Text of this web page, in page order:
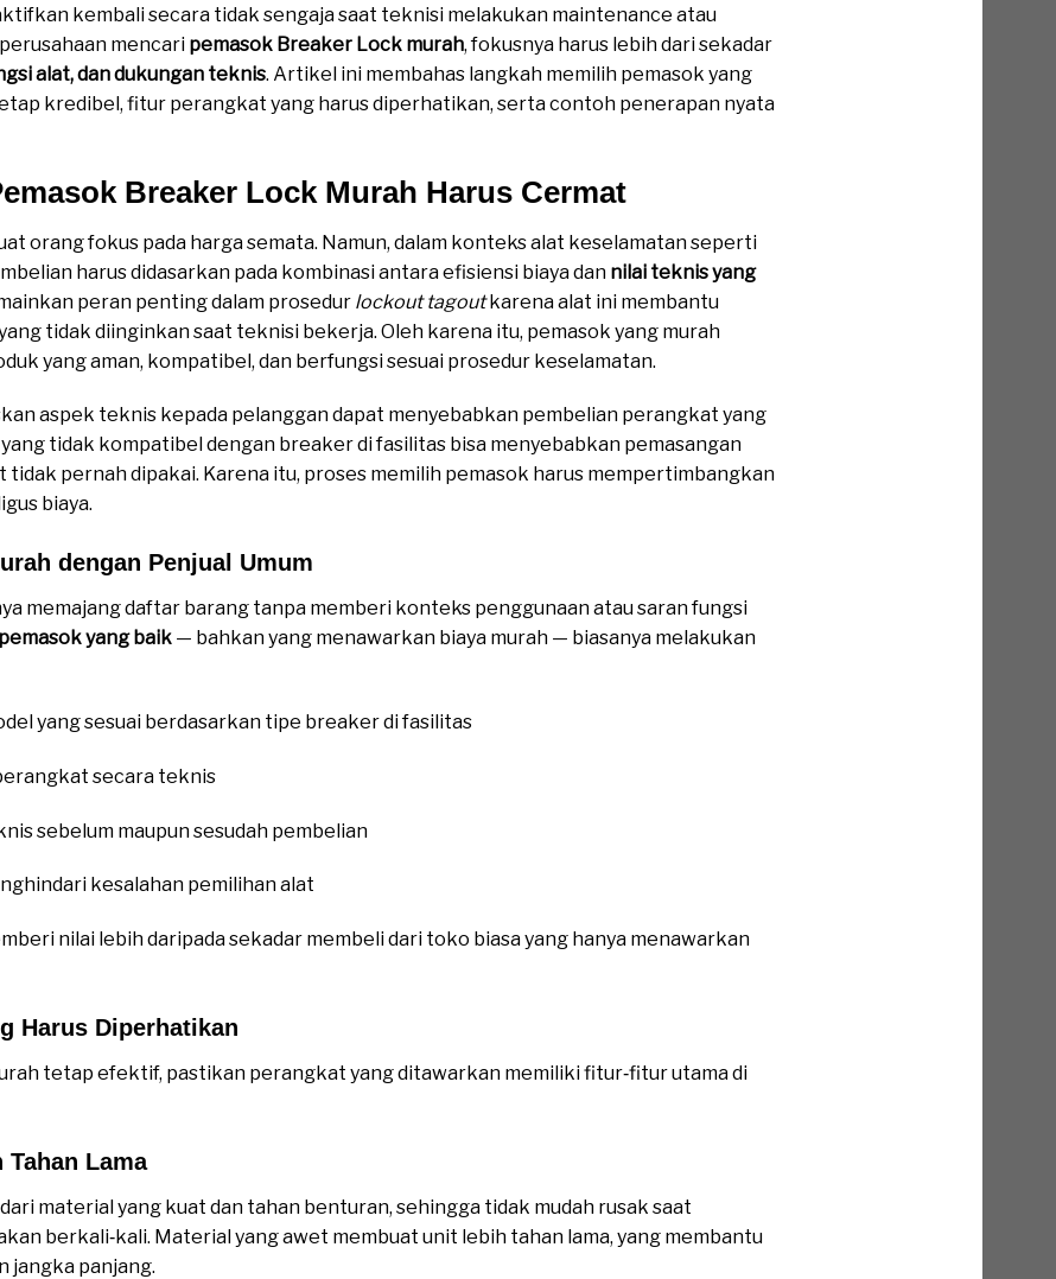
kembali secara tidak sengaja saat teknisi melakukan maintenance atau
mencari pemasok Breaker Lock murah, fokusnya harus lebih dari sekadar
alat, dan dukungan teknis. Artikel ini membahas langkah memilih pemasok yang
kredibel, fitur perangkat yang harus diperhatikan, serta contoh penerapan nyata
Breaker Lock Murah Harus Cermat
orang fokus pada harga semata. Namun, dalam konteks alat keselamatan seperti
harus didasarkan pada kombinasi antara efisiensi biaya dan nilai teknis yang
peran penting dalam prosedur lockout tagoutkarena alat ini membantu
tidak diinginkan saat teknisi bekerja. Oleh karena itu, pemasok yang murah
yang aman, kompatibel, dan berfungsi sesuai prosedur keselamatan.
aspek teknis kepada pelanggan dapat menyebabkan pembelian perangkat yang
yang tidak kompatibel dengan breaker di fasilitas bisa menyebabkan pemasangan
tidak pernah dipakai. Karena itu, proses memilih pemasok harus mempertimbangkan
biaya.
dengan Penjual Umum
memajang daftar barang tanpa memberi konteks penggunaan atau saran fungsi
pemasok yang baik — bahkan yang menawarkan biaya murah — biasanya melakukan
yang sesuai berdasarkan tipe breaker di fasilitas
secara teknis
sebelum maupun sesudah pembelian
kesalahan pemilihan alat
nilai lebih daripada sekadar membeli dari toko biasa yang hanya menawarkan
Harus Diperhatikan
tetap efektif, pastikan perangkat yang ditawarkan memiliki fitur‐fitur utama di
Lama
material yang kuat dan tahan benturan, sehingga tidak mudah rusak saat
berkali‑kali. Material yang awet membuat unit lebih tahan lama, yang membantu
jangka panjang.